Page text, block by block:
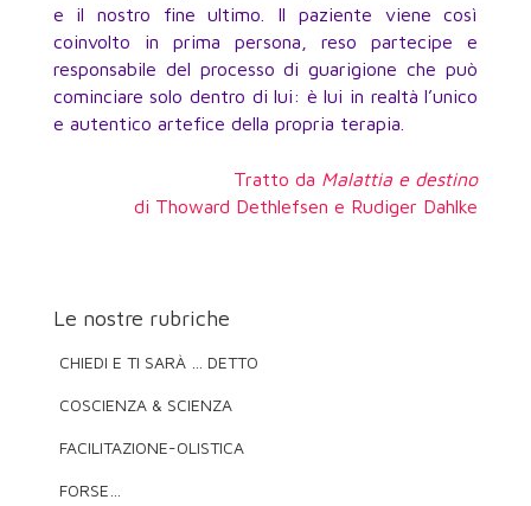
e il nostro fine ultimo. Il paziente viene così
coinvolto in prima persona, reso partecipe e
responsabile del processo di guarigione che può
cominciare solo dentro di lui: è lui in realtà l’unico
e autentico artefice della propria terapia.
Tratto da Malattia e destino
di Thoward Dethlefsen e Rudiger Dahlke
Le nostre rubriche
CHIEDI E TI SARÀ … DETTO
COSCIENZA & SCIENZA
FACILITAZIONE-OLISTICA
FORSE…